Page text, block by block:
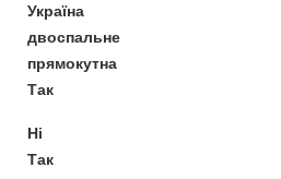
Україна
двоспальне
прямокутна
Так
Ні
Так